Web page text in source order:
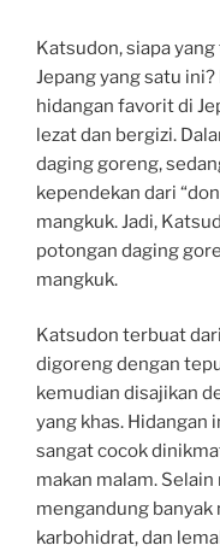
Katsudon, siapa
Jepang yang satu
hidangan favorit di
lezat dan bergizi.
daging goreng,
kependekan dari
mangkuk. Jadi,
potongan daging
mangkuk.
Katsudon terbuat
digoreng dengan
kemudian disajikan
yang khas. Hidangan
sangat cocok
makan malam.
mengandung
karbohidrat, dan